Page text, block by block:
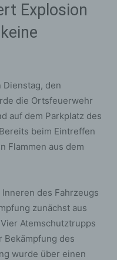
Explosion
Dienstag, den
die Ortsfeuerwehr
auf dem Parkplatz des
beim Eintreffen
Flammen aus dem
des Fahrzeugs
zunächst aus
Atemschutztrupps
Bekämpfung des
wurde über einen